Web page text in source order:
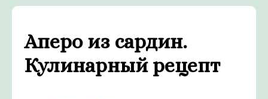
Аперо из сардин.
Кулинарный рецепт